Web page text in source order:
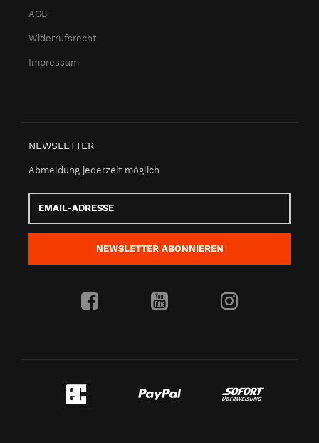
AGB
Widerrufsrecht
Impressum
NEWSLETTER
Abmeldung jederzeit möglich
Email-
Adresse
NEWSLETTER ABONNIEREN